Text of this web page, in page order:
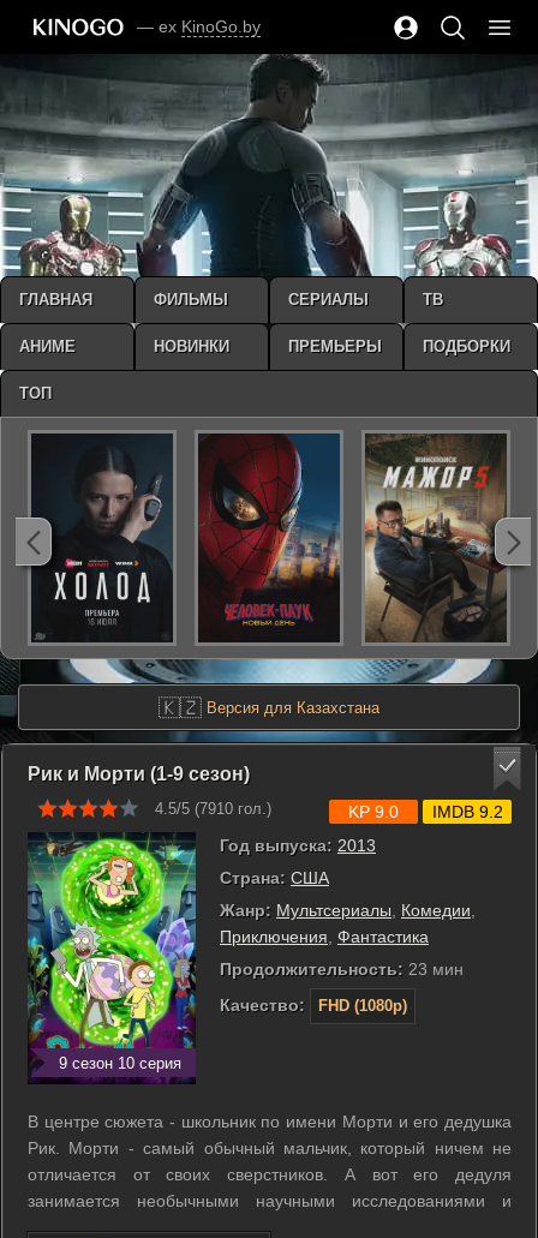
— ex KinoGo.by
🇰🇿 Версия для Казахстана
Рик и Морти (1-9 сезон)
4.5/5 (7910 гол.)
9 сезон 10 серия
Год выпуска: 2013
Страна: США
Жанр: Мультсериалы Комедии
Приключения Фантастика
Продолжительность: 23 мин
Качество:
FHD (1080p)
KP 9.0 IMDB 9.2
В центре сюжета - школьник по имени Морти и его дедушка
Рик. Морти - самый обычный мальчик, который ничем не
отличается от своих сверстников. А вот его дедуля
занимается необычными научными исследованиями и
зачастую полностью неадекватен. Он может в любое время
ГЛАВНАЯ ФИЛЬМЫ СЕРИАЛЫ ТВ
АНИМЕ НОВИНКИ ПРЕМЬЕРЫ ПОДБОРКИ
ТОП